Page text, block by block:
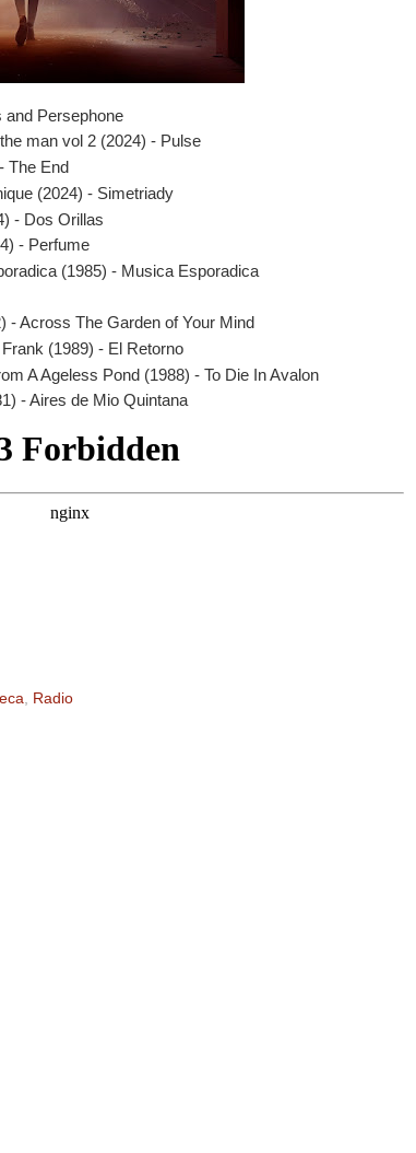
Persephone
man vol 2 (2024) - Pulse
The End
(2024) - Simetriady
- Dos Orillas
- Perfume
(1985) - Musica Esporadica
- Across The Garden of Your Mind
(1989) - El Retorno
A Ageless Pond (1988) - To Die In Avalon
- Aires de Mio Quintana
, Radio